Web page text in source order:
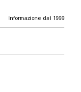
Informazione dal 1999